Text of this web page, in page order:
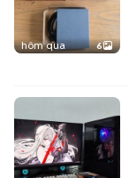
hôm qua 6